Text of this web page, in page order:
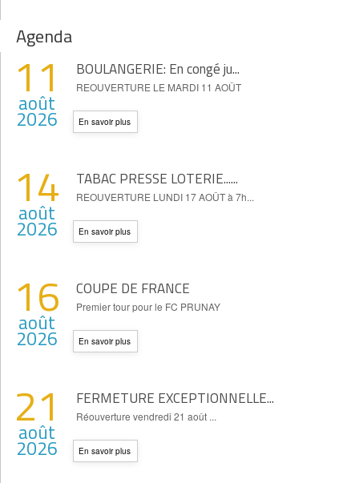
Agenda
BOULANGERIE: En congé ju...
REOUVERTURE LE MARDI 11 AOÛT
11
août
2026 En savoir plus
TABAC PRESSE LOTERIE......
REOUVERTURE LUNDI 17 AOÛT à 7h...
14
août
2026 En savoir plus
COUPE DE FRANCE
Premier tour pour le FC PRUNAY
16
août
2026 En savoir plus
FERMETURE EXCEPTIONNELLE...
Réouverture vendredi 21 août ...
21
août
2026 En savoir plus